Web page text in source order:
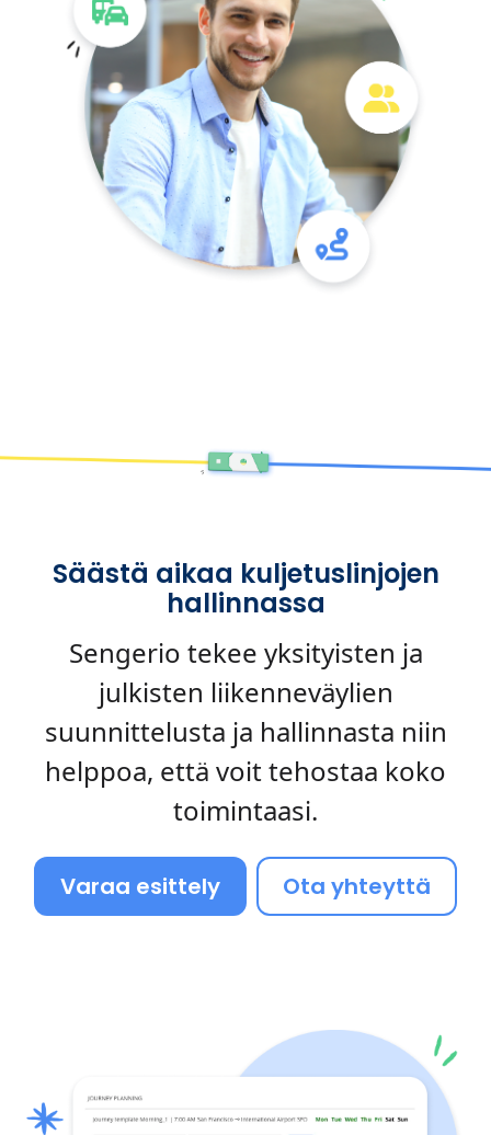
Säästä aikaa kuljetuslinjojen
hallinnassa
Sengerio tekee yksityisten ja
julkisten liikenneväylien
suunnittelusta ja hallinnasta niin
helppoa, että voit tehostaa koko
toimintaasi.
Varaa esittely Ota yhteyttä